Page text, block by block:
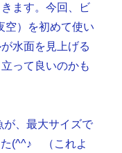
ます。今回、ビ
空）を初めて使い
水面を見上げる
って良いのかも
が、最大サイズで
た(^^♪ （これよ